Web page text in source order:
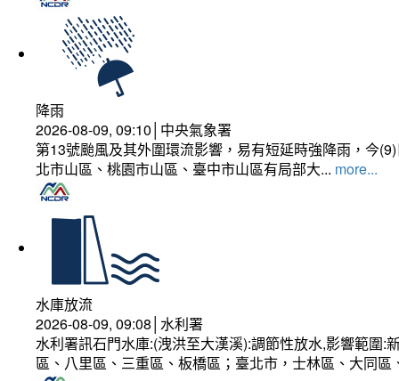
降雨
2026-08-09, 09:10│中央氣象署
第13號颱風及其外圍環流影響，易有短延時強降雨，今
北市山區、桃園市山區、臺中市山區有局部大... more...
水庫放流
2026-08-09, 09:08│水利署
水利署訊石門水庫:(洩洪至大漢溪):調節性放水,影響範圍
區、八里區、三重區、板橋區；臺北市，士林區、大同